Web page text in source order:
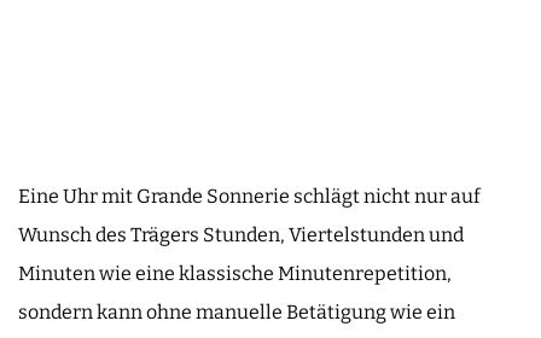
Eine Uhr mit Grande Sonnerie schlägt nicht nur auf
Wunsch des Trägers Stunden, Viertelstunden und
Minuten wie eine klassische Minutenrepetition,
sondern kann ohne manuelle Betätigung wie ein